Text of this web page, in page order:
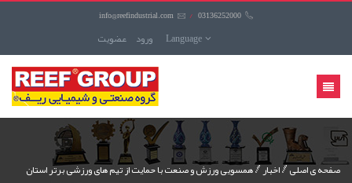
info@reefindustrial.com / 03136252000
عضويت ورود Language
منوی
کاربری
صفحه ی اصلی اخبار همسویی ورزش و صنعت با حمایت از تیم های ورزشی برتر استان